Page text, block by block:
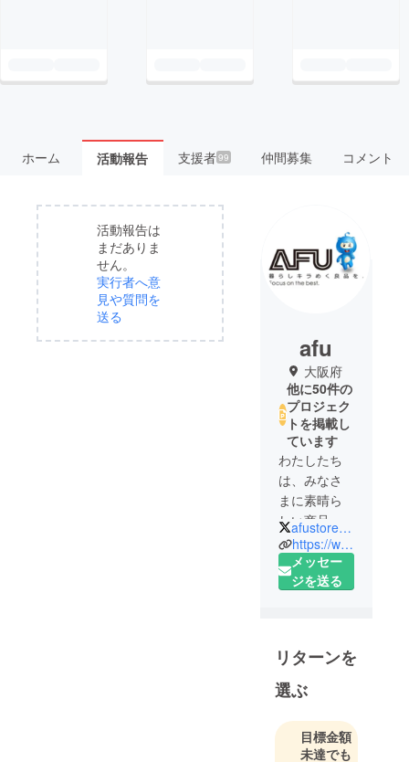
ホーム 活動報告 支援者99 仲間募集 コメント
活動報告は
まだありま
せん。
実行者へ意
見や質問を
送る
afu
大阪府
他に50件の
プロジェク
トを掲載し
ています
わたしたち
は、みなさ
まに素晴ら
しい商品を
お届けした
いという想
いから、
事業を立ち
上げまし
た。
2020年2月ま
afustore_jp
https://www.sinsankai.co.jp
メッセー
ジを送る
リターンを
選ぶ
目標金額
未達でも